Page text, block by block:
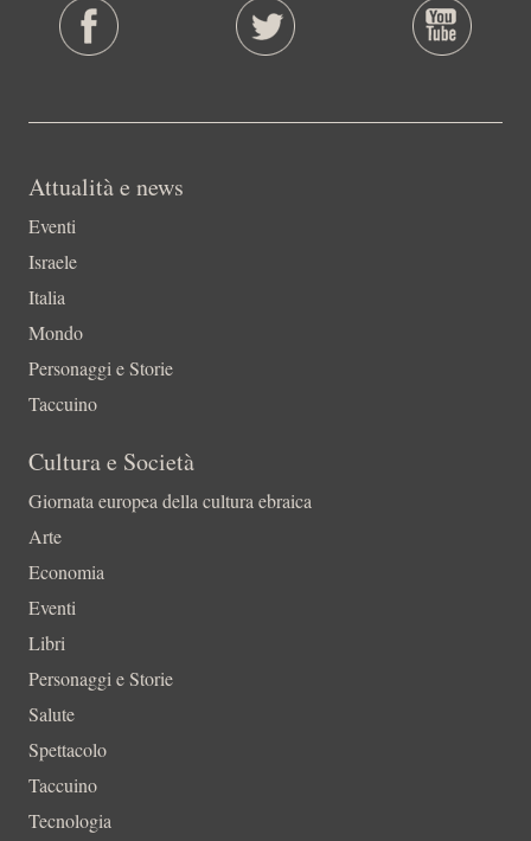
Attualità e news
Eventi
Israele
Italia
Mondo
Personaggi e Storie
Taccuino
Cultura e Società
Giornata europea della cultura ebraica
Arte
Economia
Eventi
Libri
Personaggi e Storie
Salute
Spettacolo
Taccuino
Tecnologia